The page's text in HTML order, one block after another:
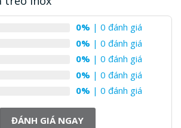
0% | 0 đánh giá
0% | 0 đánh giá
0% | 0 đánh giá
0% | 0 đánh giá
0% | 0 đánh giá
ĐÁNH GIÁ NGAY